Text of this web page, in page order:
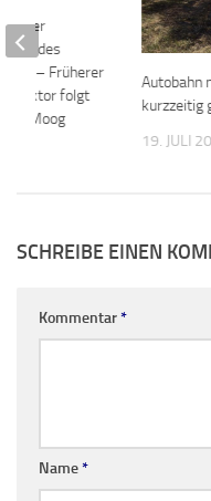
Autobahn
kurzzeitig
19. JULI
neuer
des
– Früherer
folgt
Moog
SCHREIBE EINEN
Kommentar*
Name*